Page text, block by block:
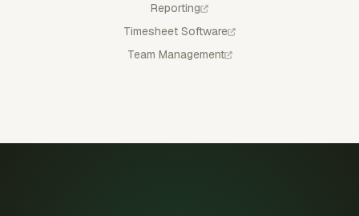
Reporting
Timesheet Software
Team Management